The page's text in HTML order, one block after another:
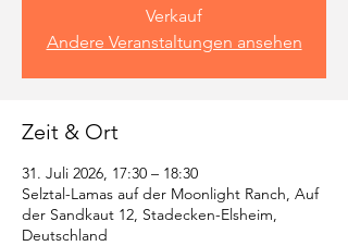
Verkauf
Andere Veranstaltungen ansehen
Zeit & Ort
31. Juli 2026, 17:30 – 18:30
Selztal-Lamas auf der Moonlight Ranch, Auf
der Sandkaut 12, Stadecken-Elsheim,
Deutschland